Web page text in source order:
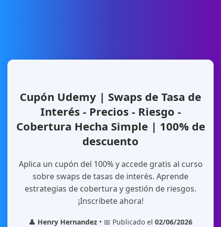
Cupón Udemy | Swaps de Tasa de
Interés - Precios - Riesgo -
Cobertura Hecha Simple | 100% de
descuento
Aplica un cupón del 100% y accede gratis al curso
sobre swaps de tasas de interés. Aprende
estrategias de cobertura y gestión de riesgos.
¡Inscríbete ahora!
👤 Henry Hernandez • 📅 Publicado el 02/06/2026